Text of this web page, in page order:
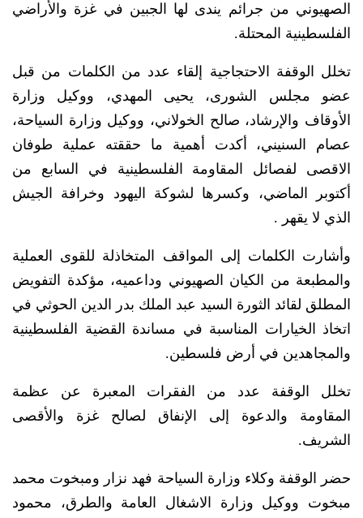
الصهيوني من جرائم يندى لها الجبين في غزة والأراضي
الفلسطينية المحتلة.
تخلل الوقفة الاحتجاجية إلقاء عدد من الكلمات من قبل
عضو مجلس الشورى، يحيى المهدي، ووكيل وزارة
الأوقاف والإرشاد، صالح الخولاني، ووكيل وزارة السياحة،
عصام السنيني، أكدت أهمية ما حققته عملية طوفان
الاقصى لفصائل المقاومة الفلسطينية في السابع من
أكتوبر الماضي، وكسرها لشوكة اليهود وخرافة الجيش
الذي لا يقهر .
وأشارت الكلمات إلى المواقف المتخاذلة للقوى العملية
والمطبعة من الكيان الصهيوني وداعميه، مؤكدة التفويض
المطلق لقائد الثورة السيد عبد الملك بدر الدين الحوثي في
اتخاذ الخيارات المناسبة في مساندة القضية الفلسطينية
والمجاهدين في أرض فلسطين.
تخلل الوقفة عدد من الفقرات المعبرة عن عظمة
المقاومة والدعوة إلى الإنفاق لصالح غزة والأقصى
الشريف.
حضر الوقفة وكلاء وزارة السياحة فهد نزار ومبخوت محمد
مبخوت ووكيل وزارة الاشغال العامة والطرق، محمود